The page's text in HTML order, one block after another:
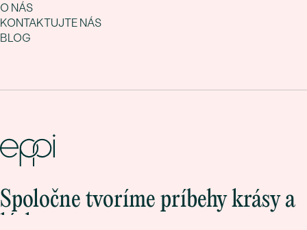
O NÁS
KONTAKTUJTE NÁS
BLOG
Spoločne tvoríme príbehy krásy a